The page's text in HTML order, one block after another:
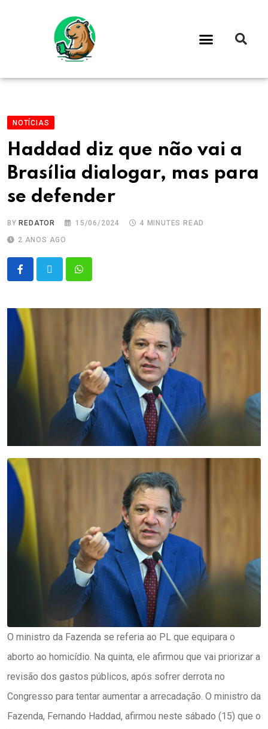
NOTÍCIAS
Haddad diz que não vai a
Brasília dialogar, mas para
se defender
BY REDATOR 15/06/2024
4 MINUTES READ
2 ANOS AGO
O ministro da Fazenda se referia ao PL que equipara o
aborto ao homicídio. Na quinta, ele afirmou que vai priorizar a
revisão dos gastos públicos, após sofrer derrota no
Congresso para tentar aumentar a arrecadação. O ministro da
Fazenda, Fernando Haddad, afirmou neste sábado (15) que o